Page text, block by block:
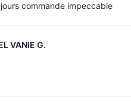
commande impeccable
VANIE G.